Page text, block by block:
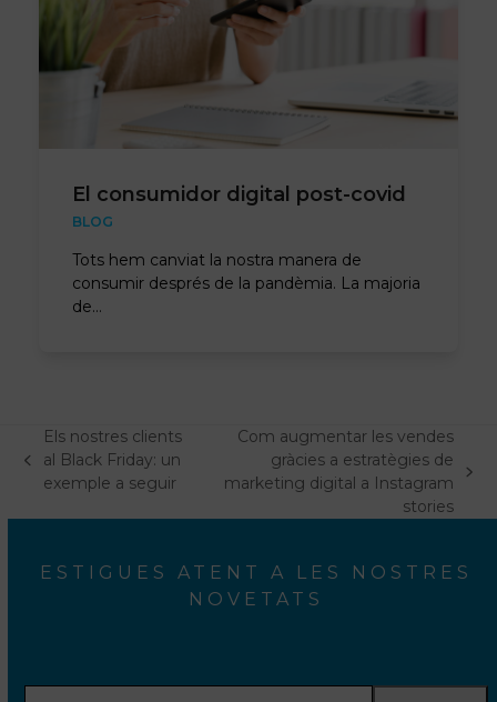
El consumidor digital post-covid
BLOG
Tots hem canviat la nostra manera de
consumir després de la pandèmia. La majoria
de…
post
anterior:
Els nostres clients
al Black Friday: un
exemple a seguir
següent
Com augmentar les vendes
gràcies a estratègies de
marketing digital a Instagram
stories
ESTIGUES ATENT A LES NOSTRES
NOVETATS